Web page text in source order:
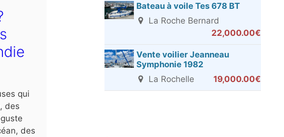
qui
des
des
Bateau à voile Tes 678 BT
La Roche Bernard
22,000.00€
Vente voilier Jeanneau
Symphonie 1982
La Rochelle
19,000.00€